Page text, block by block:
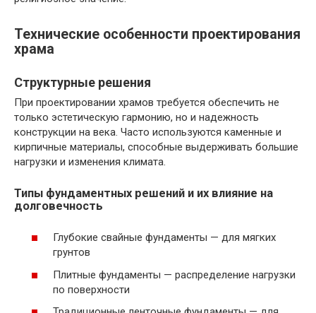
Технические особенности проектирования
храма
Структурные решения
При проектировании храмов требуется обеспечить не
только эстетическую гармонию, но и надежность
конструкции на века. Часто используются каменные и
кирпичные материалы, способные выдерживать большие
нагрузки и изменения климата.
Типы фундаментных решений и их влияние на
долговечность
Глубокие свайные фундаменты — для мягких
грунтов
Плитные фундаменты — распределение нагрузки
по поверхности